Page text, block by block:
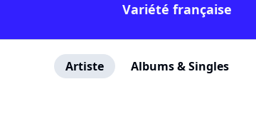
Variété française
Artiste Albums & Singles